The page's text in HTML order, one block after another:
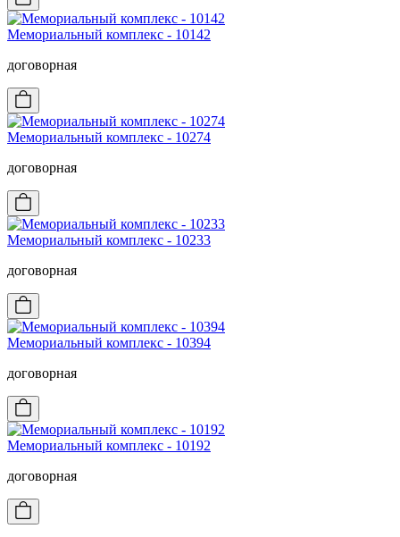
Мемориальный комплекс - 10142
договорная
Мемориальный комплекс - 10274
договорная
Мемориальный комплекс - 10233
договорная
Мемориальный комплекс - 10394
договорная
Мемориальный комплекс - 10192
договорная